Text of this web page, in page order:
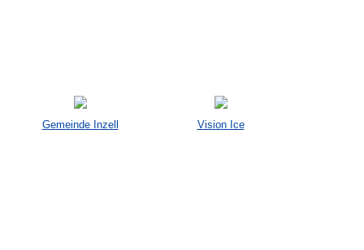
Gemeinde Inzell Vision Ice